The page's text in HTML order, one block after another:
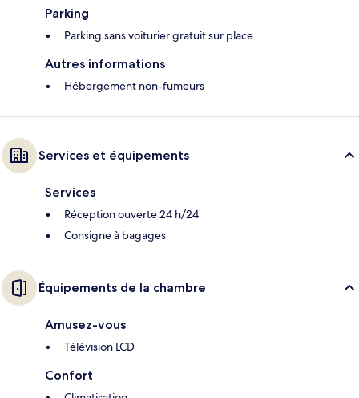
Parking
Parking sans voiturier gratuit sur place
Autres informations
Hébergement non-fumeurs
Services et équipements
Services
Réception ouverte 24 h/24
Consigne à bagages
Équipements de la chambre
Amusez-vous
Télévision LCD
Confort